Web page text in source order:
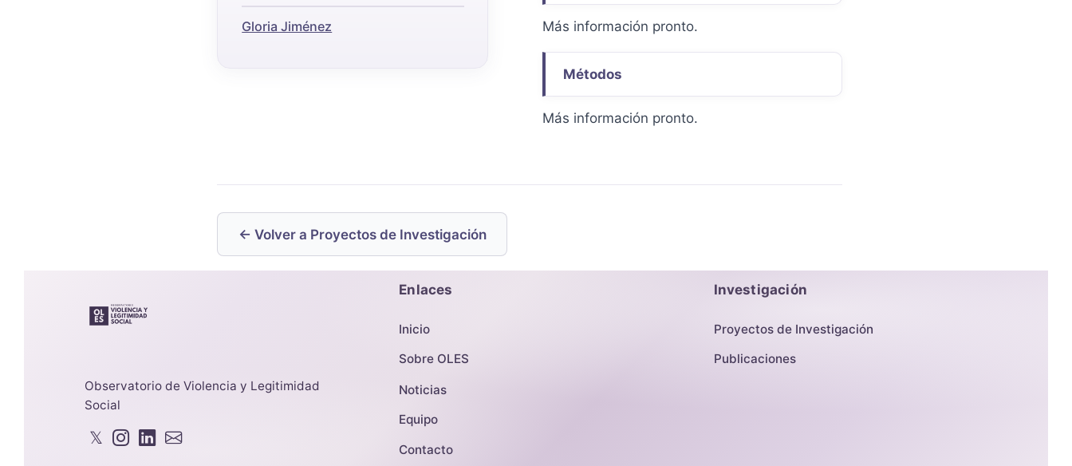
Gloria Jiménez Más información pronto.
Métodos
Más información pronto.
← Volver a Proyectos de Investigación
Observatorio de Violencia y Legitimidad
Social
𝕏
Enlaces
Inicio
Sobre OLES
Noticias
Equipo
Contacto
Investigación
Proyectos de Investigación
Publicaciones